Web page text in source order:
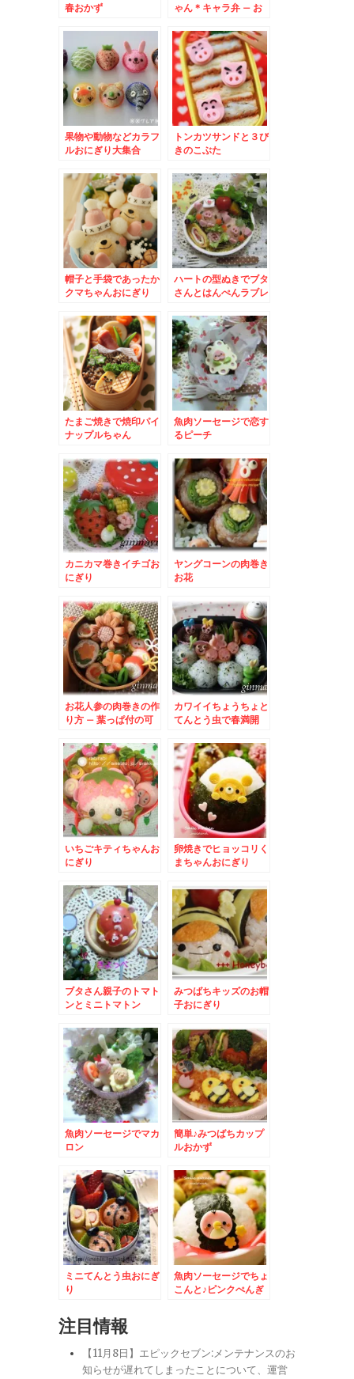
春おかず
ゃん＊キャラ弁 – お
い弁当
果物や動物などカラフ
ルおにぎり大集合
トンカツサンドと３び
きのこぶた
帽子と手袋であったか
クマちゃんおにぎり
ハートの型ぬきでブタ
さんとはんぺんラブレ
たまご焼きで焼印パイ
ナップルちゃん
魚肉ソーセージで恋す
るピーチ
カニカマ巻きイチゴお
にぎり
ヤングコーンの肉巻き
お花
お花人参の肉巻きの作
り方 – 葉っぱ付の可
かず♪
カワイイちょうちょと
てんとう虫で春満開
いちごキティちゃんお
にぎり
卵焼きでヒョッコリく
まちゃんおにぎり
ブタさん親子のトマト
ンとミニトマトン
みつばちキッズのお帽
子おにぎり
魚肉ソーセージでマカ
ロン
簡単♪みつばちカップ
ルおかず
ミニてんとう虫おにぎ
り
魚肉ソーセージでちょ
こんと♪ピンクぺんぎ
注目情報
【11月8日】エピックセブン:メンテナンスのお
知らせが遅れてしまったことについて、運営